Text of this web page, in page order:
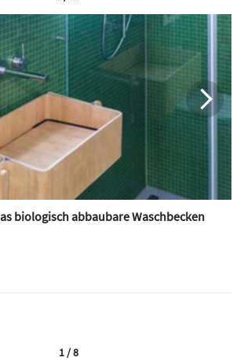
biologisch abbaubare Waschbecken
1 / 8